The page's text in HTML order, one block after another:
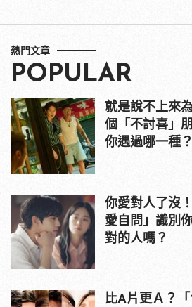
熱門文章
POPULAR
就是說不上來
個「不討喜」
你遇過哪一種？
你愛對人了沒
愛自問」識別
對的人嗎？
比A片更Ａ？「